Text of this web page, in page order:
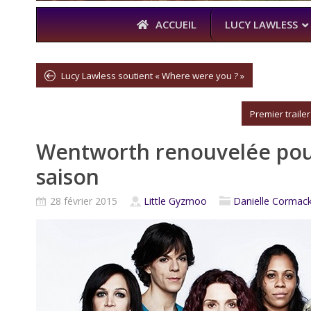
ACCUEIL LUCY LAWLESS
Lucy Lawless soutient « Where were you ? »
Premier
Wentworth renouvelée
saison
28 février 2015 Little Gyzmoo Danielle